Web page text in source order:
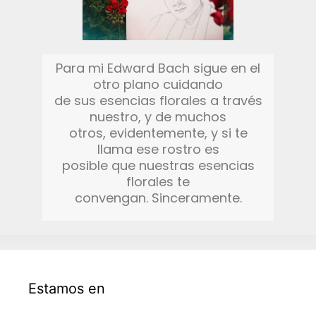
Para mi Edward Bach sigue en el
otro plano cuidando
de sus esencias florales a través
nuestro, y de muchos
otros, evidentemente, y si te
llama ese rostro es
posible que nuestras esencias
florales te
convengan. Sinceramente.
Estamos en